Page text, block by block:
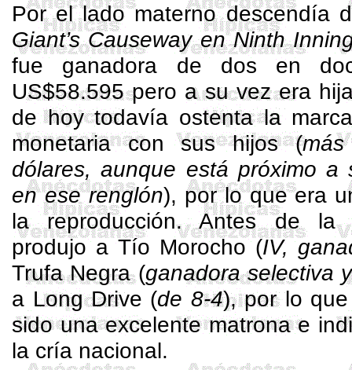
Por el lado materno descendía
Giant’s CausewayenNinth
fue ganadora de dos en
US$58.595 pero a su vez era
de hoy todavía ostenta la
monetaria con sus hijos (
dólares, aunque está próximo
en ese renglón), por lo que era
la reproducción. Antes de
produjo a Tío Morocho (IV,
Trufa Negra (ganadora selectiva
a Long Drive (de 8-4), por lo
sido una excelente matrona e
la cría nacional.